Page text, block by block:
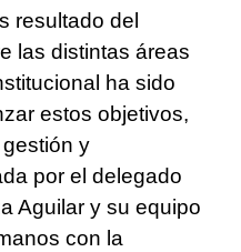
resultado del
las distintas áreas
ha sido
estos objetivos,
y
por el delegado
Aguilar y su equipo
con la